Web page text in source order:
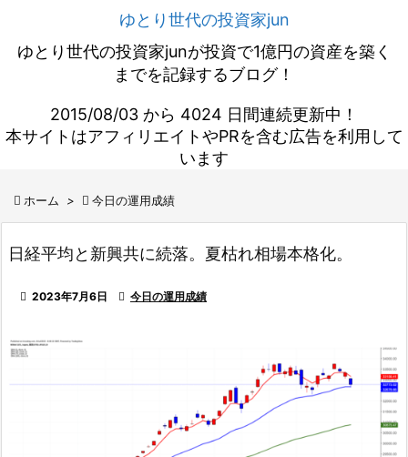
ゆとり世代の投資家jun
ゆとり世代の投資家junが投資で1億円の資産を築く
までを記録するブログ！
2015/08/03 から 4024 日間連続更新中！
本サイトはアフィリエイトやPRを含む広告を利用して
います
 ホーム >  今日の運用成績
日経平均と新興共に続落。夏枯れ相場本格化。
 2023年7月6日  今日の運用成績